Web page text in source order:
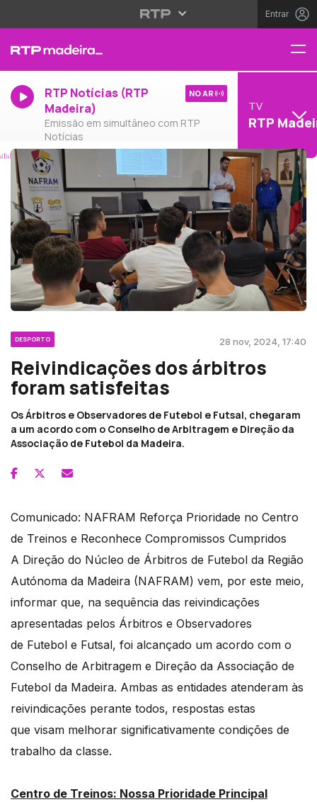
Entrar
RTP Notícias (RTP
Madeira)
Emissão em simultâneo com RTP
Notícias
NO AR
TV
RTP
DESPORTO 28 nov, 2024, 17:40
Reivindicações dos árbitros
foram satisfeitas
Os Árbitros e Observadores de Futebol e Futsal, chegaram
a um acordo com o Conselho de Arbitragem e Direção da
Associação de Futebol da Madeira.
Comunicado: NAFRAM Reforça Prioridade no Centro
de Treinos e Reconhece Compromissos Cumpridos
A Direção do Núcleo de Árbitros de Futebol da Região
Autónoma da Madeira (NAFRAM) vem, por este meio,
informar que, na sequência das reivindicações
apresentadas pelos Árbitros e Observadores
de Futebol e Futsal, foi alcançado um acordo com o
Conselho de Arbitragem e Direção da Associação de
Futebol da Madeira. Ambas as entidades atenderam às
reivindicações perante todos, respostas estas
que visam melhorar significativamente condições de
trabalho da classe.
Centro de Treinos: Nossa Prioridade Principal